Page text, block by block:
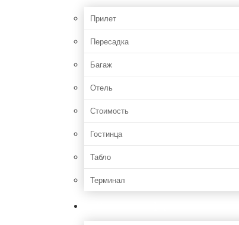
Прилет
Пересадка
Багаж
Отель
Стоимость
Гостинца
Табло
Терминал